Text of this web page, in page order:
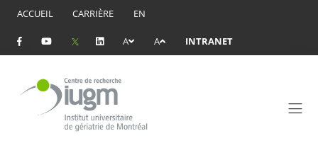
ACCUEIL CARRIÈRE EN
A A INTRANET